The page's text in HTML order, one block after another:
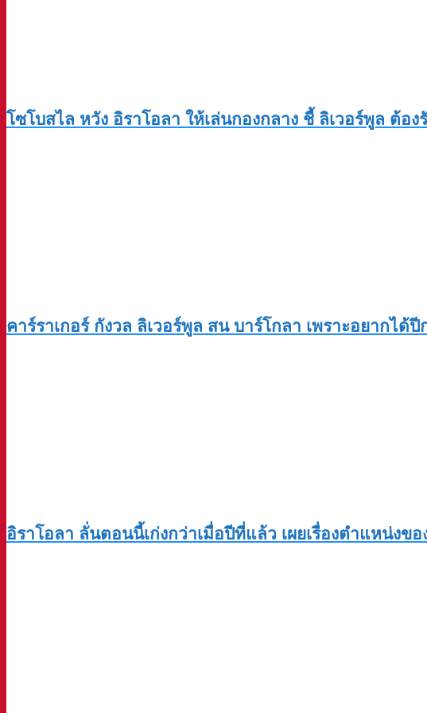
โซโบสไล หวัง อิราโอลา ให้เล่นกองกลาง ชี้ ลิเวอร์พูล ต้อง
คาร์ราเกอร์ กังวล ลิเวอร์พูล สน บาร์โกลา เพราะอยากได้
อิราโอลา ลั่นตอนนี้เก่งกว่าเมื่อปีที่แล้ว เผยเรื่องตำแหน่งขอ